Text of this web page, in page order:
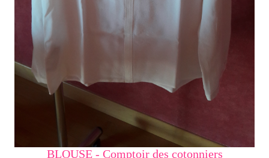
BLOUSE - Comptoir des cotonniers